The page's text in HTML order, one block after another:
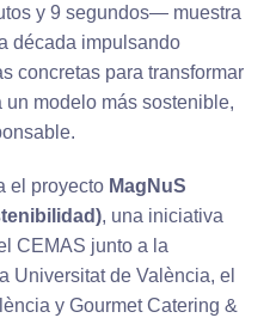
y 9 segundos— muestra
década impulsando
concretas para transformar
modelo más sostenible,
el proyecto MagNuS
, una iniciativa
CEMAS junto a la
Universitat de València, el
y Gourmet Catering &